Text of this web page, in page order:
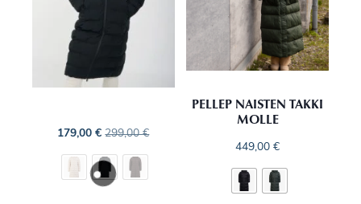
179,00€ 299,00€
PELLEP NAISTEN TAKKI
MOLLE
449,00€